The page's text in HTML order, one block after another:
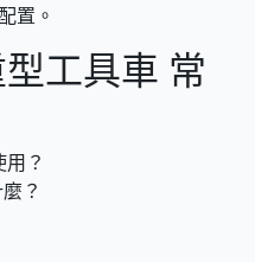
置。
工具車 常
？
？